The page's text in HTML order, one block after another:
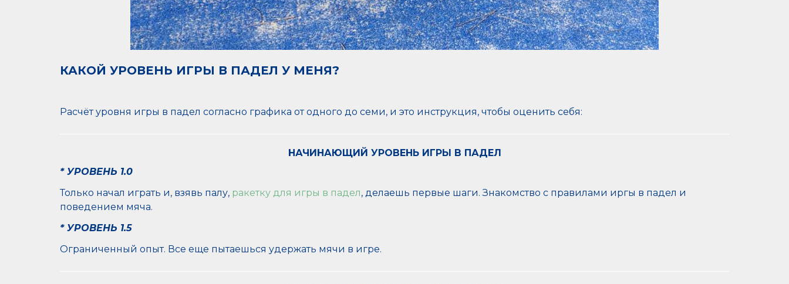
КАКОЙ УРОВЕНЬ ИГРЫ В ПАДЕЛ У МЕНЯ?
Расчёт уровня игры в падел согласно графика от одного до семи, и это инструкция, чтобы оценить себя:
НАЧИНАЮЩИЙ УРОВЕНЬ ИГРЫ В ПАДЕЛ
* УРОВЕНЬ 1.0
Только начал играть и, взявь палу, ракетку для игры в падел, делаешь первые шаги. Знакомство с правилами иргы в падел и
поведением мяча.
* УРОВЕНЬ 1.5
Ограниченный опыт. Все еще пытаешься удержать мячи в игре.